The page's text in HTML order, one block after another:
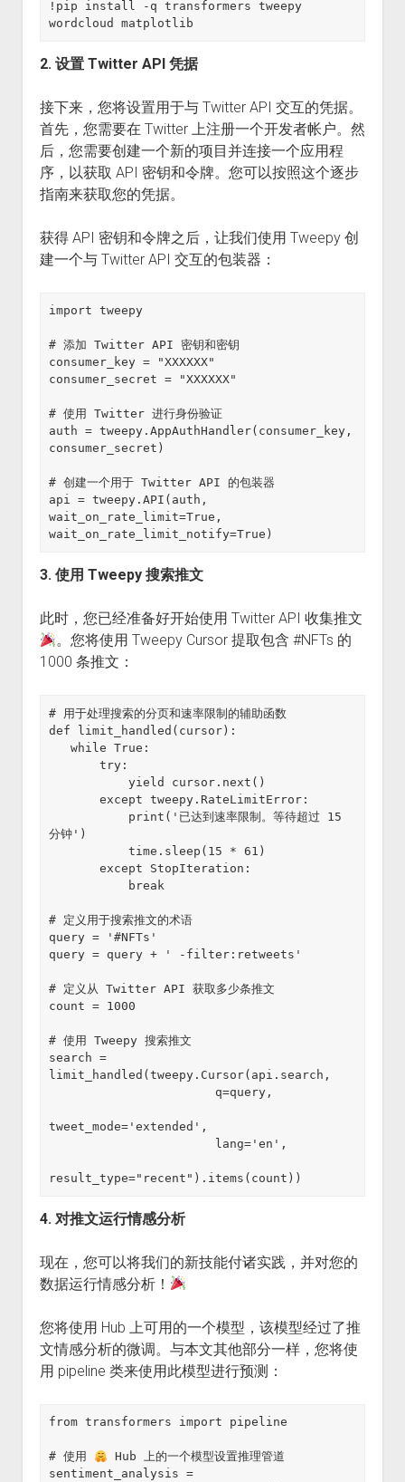
!pip install -q transformers tweepy
wordcloud matplotlib
2. 设置 Twitter API 凭据
接下来，您将设置用于与 Twitter API 交互的凭据。
首先，您需要在 Twitter 上注册一个开发者帐户。然
后，您需要创建一个新的项目并连接一个应用程
序，以获取 API 密钥和令牌。您可以按照这个逐步
指南来获取您的凭据。
获得 API 密钥和令牌之后，让我们使用 Tweepy 创
建一个与 Twitter API 交互的包装器：
import tweepy
# 添加 Twitter API 密钥和密钥
consumer_key = "XXXXXX"
consumer_secret = "XXXXXX"
# 使用 Twitter 进行身份验证
auth = tweepy.AppAuthHandler(consumer_key,
consumer_secret)
# 创建一个用于 Twitter API 的包装器
api = tweepy.API(auth,
wait_on_rate_limit=True,
wait_on_rate_limit_notify=True)
3. 使用 Tweepy 搜索推文
此时，您已经准备好开始使用 Twitter API 收集推文
。您将使用 Tweepy Cursor 提取包含 #NFTs 的
1000 条推文：
# 用于处理搜索的分页和速率限制的辅助函数
def limit_handled(cursor):
   while True:
       try:
           yield cursor.next()
       except tweepy.RateLimitError:
分钟')
           time.sleep(15 * 61)
       except StopIteration:
# 定义用于搜索推文的术语
query = '#NFTs'
query = query + ' -filter:retweets'
# 定义从 Twitter API 获取多少条推文
count = 1000
# 使用 Tweepy 搜索推文
search =
limit_handled(tweepy.Cursor(api.search,
tweet_mode='extended',
result_type="recent").items(count))
4. 对推文运行情感分析
现在，您可以将我们的新技能付诸实践，并对您的
数据运行情感分析！
您将使用 Hub 上可用的一个模型，该模型经过了推
文情感分析的微调。与本文其他部分一样，您将使
用 pipeline 类来使用此模型进行预测：
from transformers import pipeline
# 使用
Hub 上的一个模型设置推理管道
sentiment_analysis =